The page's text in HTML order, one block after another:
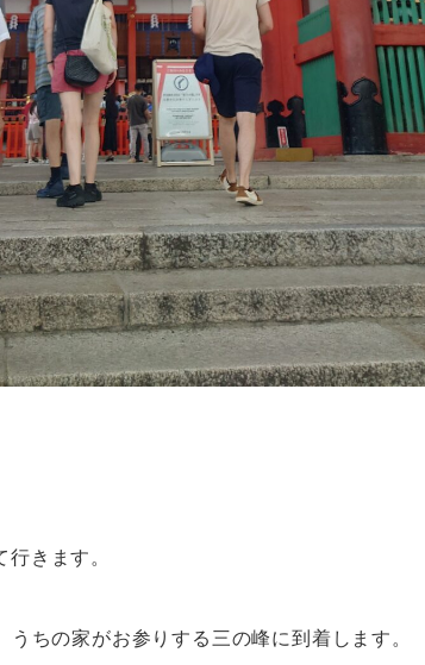
きます。
ちの家がお参りする三の峰に到着します。